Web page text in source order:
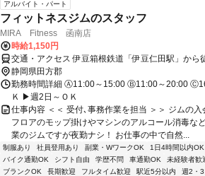
アルバイト・パート
フィットネスジムのスタッフ
MIRA Fitness 函南店
時給1,150円
交通・アクセス 伊豆箱根鉄道「伊豆仁田駅」から
静岡県田方郡
勤務時間詳細 Ⓐ11:00～15:00 Ⓑ11:00～20:00
Ｋ ▶週2日～ＯＫ
仕事内容 ＜＜ 受付､事務作業を担当 ＞＞ ジムの入
フロアのモップ掛けやマシンのアルコール消毒な
業のジムですが夜勤ナシ！ お仕事の中で自然...
制服あり 社員登用あり 副業・WワークOK 1日4時間以内OK
バイク通勤OK
シフト自由 学歴不問 車通勤OK 未経験者歓
ブランクOK
長期歓迎 フルタイム歓迎 駅近5分以内 週2・